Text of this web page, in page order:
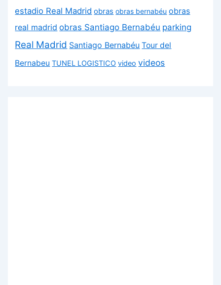
estadio Real Madrid obras obras bernabéu obras
real madrid obras Santiago Bernabéu parking
Real Madrid Santiago Bernabéu Tour del
Bernabeu TUNEL LOGISTICO video videos